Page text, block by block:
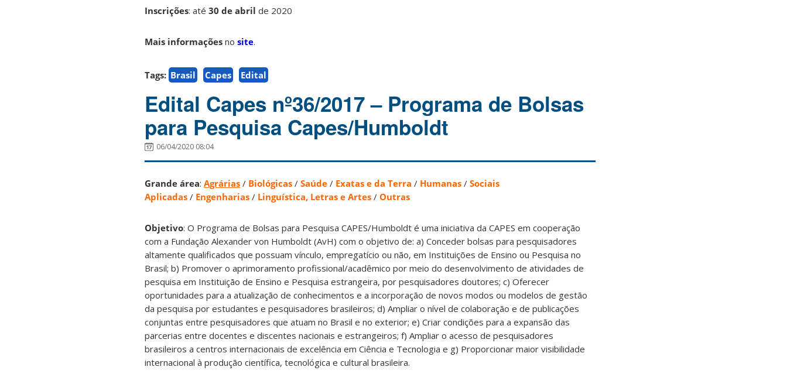
Inscrições: até 30 de abril de 2020
Mais informações no site.
Tags: Brasil Capes Edital
Edital Capes nº36/2017 – Programa de Bolsas
para Pesquisa Capes/Humboldt
06/04/2020 08:04
Grande área: Agrárias / Biológicas / Saúde / Exatas e da Terra / Humanas / Sociais
Aplicadas / Engenharias / Linguística, Letras e Artes / Outras
Objetivo: O Programa de Bolsas para Pesquisa CAPES/Humboldt é uma iniciativa da CAPES em cooperação
com a Fundação Alexander von Humboldt (AvH) com o objetivo de: a) Conceder bolsas para pesquisadores
altamente qualificados que possuam vínculo, empregatício ou não, em Instituições de Ensino ou Pesquisa no
Brasil; b) Promover o aprimoramento profissional/acadêmico por meio do desenvolvimento de atividades de
pesquisa em Instituição de Ensino e Pesquisa estrangeira, por pesquisadores doutores; c) Oferecer
oportunidades para a atualização de conhecimentos e a incorporação de novos modos ou modelos de gestão
da pesquisa por estudantes e pesquisadores brasileiros; d) Ampliar o nível de colaboração e de publicações
conjuntas entre pesquisadores que atuam no Brasil e no exterior; e) Criar condições para a expansão das
parcerias entre docentes e discentes nacionais e estrangeiros; f) Ampliar o acesso de pesquisadores
brasileiros a centros internacionais de excelência em Ciência e Tecnologia e g) Proporcionar maior visibilidade
internacional à produção científica, tecnológica e cultural brasileira.